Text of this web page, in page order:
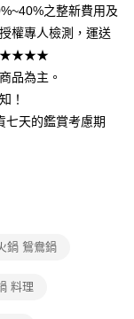
之整新費用及
權專人檢測，運送
單★★★★
品為主。
！
七天的鑑賞考慮期
鍋 鴛鴦鍋
料理